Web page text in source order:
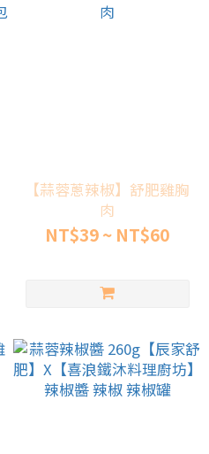
【蒜蓉蔥辣椒】舒肥雞胸
肉
NT$39 ~ NT$60